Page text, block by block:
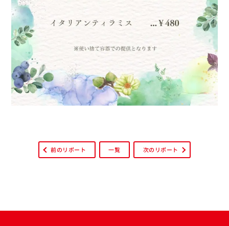
前のリポート 一覧 次のリポート